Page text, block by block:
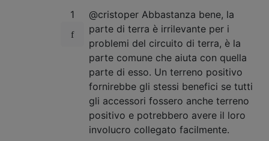
1
@cristoper Abbastanza bene, la
parte di terra è irrilevante per i
problemi del circuito di terra, è la
parte comune che aiuta con quella
parte di esso. Un terreno positivo
fornirebbe gli stessi benefici se tutti
gli accessori fossero anche terreno
positivo e potrebbero avere il loro
involucro collegato facilmente.